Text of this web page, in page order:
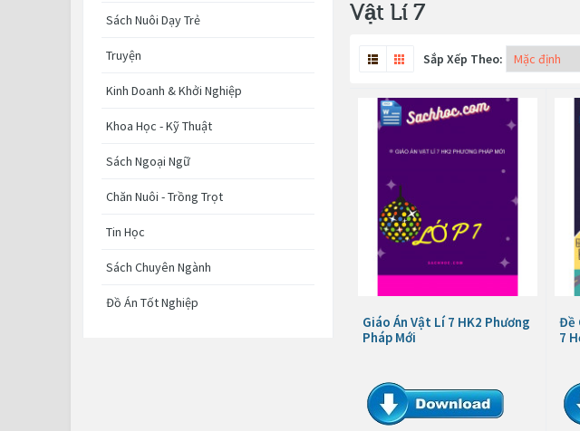
Sách Nuôi Dạy Trẻ
Truyện
Kinh Doanh & Khởi Nghiệp
Khoa Học - Kỹ Thuật
Sách Ngoại Ngữ
Chăn Nuôi - Trồng Trọt
Tin Học
Sách Chuyên Ngành
Đồ Án Tốt Nghiệp
Vật Lí 7
Sắp Xếp Theo:
Giáo Án Vật Lí 7 HK2 Phương
Pháp Mới
Đề
7